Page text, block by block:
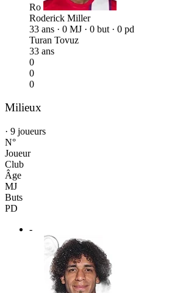
Ro
Roderick Miller
33 ans · 0 MJ · 0 but · 0 pd
Turan Tovuz
33 ans
0
0
0
Milieux
· 9 joueurs
N°
Joueur
Club
Âge
MJ
Buts
PD
-